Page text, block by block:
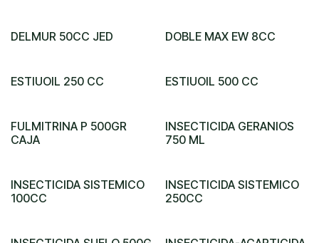
DELMUR 50CC JED DOBLE MAX EW 8CC
ESTIUOIL 250 CC ESTIUOIL 500 CC
FULMITRINA P 500GR
CAJA
INSECTICIDA GERANIOS
750 ML
INSECTICIDA SISTEMICO
100CC
INSECTICIDA SISTEMICO
250CC